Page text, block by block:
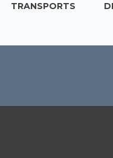
TRANSPORTS